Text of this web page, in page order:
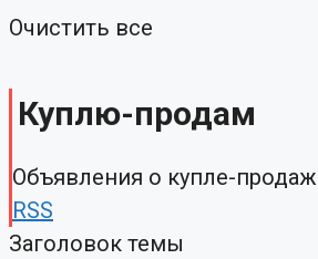
Очистить все
Куплю-продам
Объявления о купле-
RSS
Заголовок темы